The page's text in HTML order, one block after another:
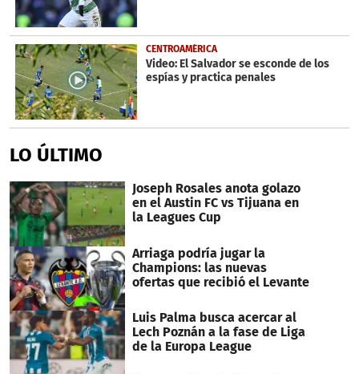
CENTROAMÉRICA
Video: El Salvador se esconde de los
espías y practica penales
LO ÚLTIMO
Joseph Rosales anota golazo
en el Austin FC vs Tijuana en
la Leagues Cup
Arriaga podría jugar la
Champions: las nuevas
ofertas que recibió el Levante
Luis Palma busca acercar al
Lech Poznán a la fase de Liga
de la Europa League